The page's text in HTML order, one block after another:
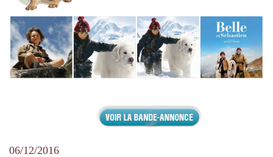
06/12/2016